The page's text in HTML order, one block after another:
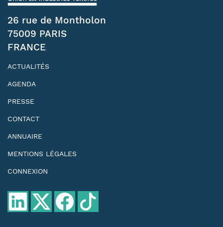
26 rue de Montholon
75009 PARIS
FRANCE
ACTUALITÉS
AGENDA
PRESSE
CONTACT
ANNUAIRE
MENTIONS LÉGALES
CONNEXION